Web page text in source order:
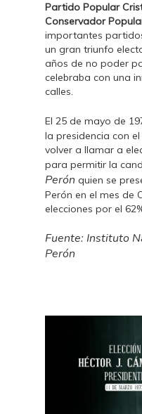
Partido Popular
Conservador
importantes
un gran triunfo
años de no poder
celebraba con una
calles.
El 25 de mayo de
la presidencia con
volver a llamar a
para permitir la
Perón quien se
Perón en el mes de
elecciones por el
Fuente: Instituto
Perón